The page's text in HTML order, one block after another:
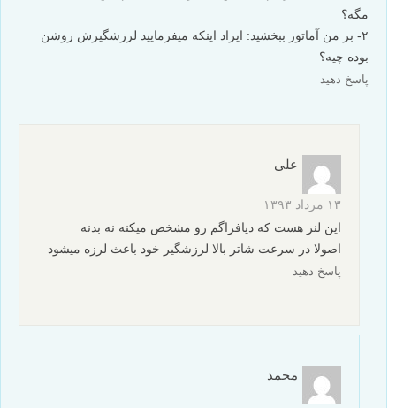
مگه؟
۲- بر من آماتور ببخشید: ایراد اینکه میفرمایید لرزشگیرش روشن
بوده چیه؟
پاسخ دهید
علی
۱۳ مرداد ۱۳۹۳
این لنز هست که دیافراگم رو مشخص میکنه نه بدنه
اصولا در سرعت شاتر بالا لرزشگیر خود باعث لرزه میشود
پاسخ دهید
محمد